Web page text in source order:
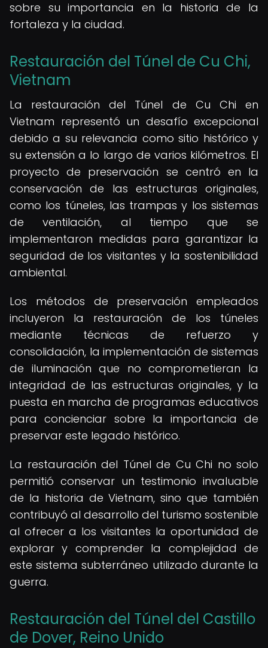
sobre su importancia en la historia de la
fortaleza y la ciudad.
Restauración del Túnel de Cu Chi,
Vietnam
La restauración del Túnel de Cu Chi en
Vietnam representó un desafío excepcional
debido a su relevancia como sitio histórico y
su extensión a lo largo de varios kilómetros. El
proyecto de preservación se centró en la
conservación de las estructuras originales,
como los túneles, las trampas y los sistemas
de ventilación, al tiempo que se
implementaron medidas para garantizar la
seguridad de los visitantes y la sostenibilidad
ambiental.
Los métodos de preservación empleados
incluyeron la restauración de los túneles
mediante técnicas de refuerzo y
consolidación, la implementación de sistemas
de iluminación que no comprometieran la
integridad de las estructuras originales, y la
puesta en marcha de programas educativos
para concienciar sobre la importancia de
preservar este legado histórico.
La restauración del Túnel de Cu Chi no solo
permitió conservar un testimonio invaluable
de la historia de Vietnam, sino que también
contribuyó al desarrollo del turismo sostenible
al ofrecer a los visitantes la oportunidad de
explorar y comprender la complejidad de
este sistema subterráneo utilizado durante la
guerra.
Restauración del Túnel del Castillo
de Dover, Reino Unido